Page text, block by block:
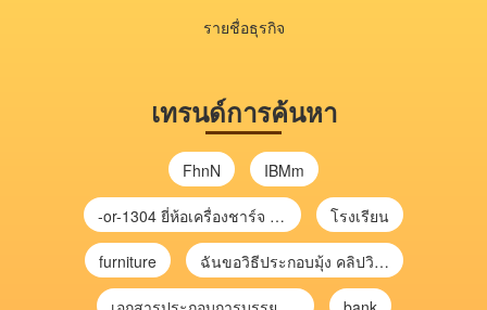
รายชื่อธุรกิจ
เทรนด์การค้นหา
FhnN IBMm
-or-1304 ยี่ห้อเครื่องชาร์จ chargecore โรงเรียน
furniture ฉันขอวิธีประกอบมุ้ง คลิปวิดีโอ การประกอบมุ้ง